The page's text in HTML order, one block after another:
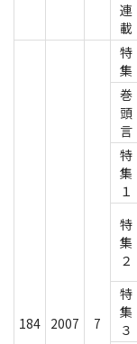
連
載
184 2007 7
特
集
巻
頭
言
特
集
１
特
集
２
特
集
３